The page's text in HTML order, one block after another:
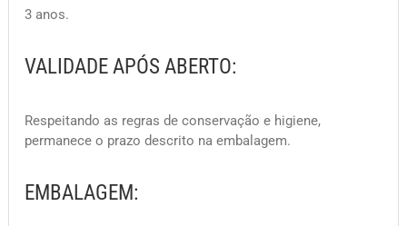
3 anos.
VALIDADE APÓS ABERTO:
Respeitando as regras de conservação e higiene,
permanece o prazo descrito na embalagem.
EMBALAGEM: